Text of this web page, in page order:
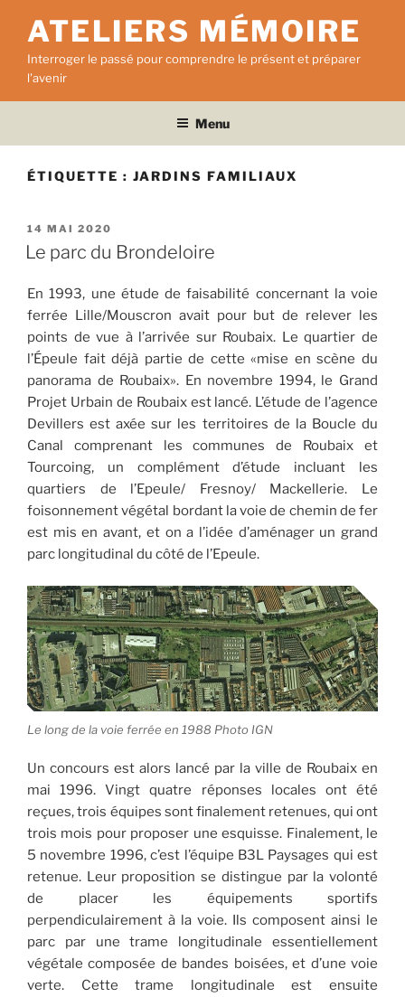
contenu
principal
ATELIERS MÉMOIRE
Interroger le passé pour comprendre le présent et préparer
l'avenir
Menu
ÉTIQUETTE : JARDINS FAMILIAUX
PUBLIÉ
LE
14 MAI 2020
Le parc du Brondeloire
En 1993, une étude de faisabilité concernant la voie
ferrée Lille/Mouscron avait pour but de relever les
points de vue à l’arrivée sur Roubaix. Le quartier de
l’Épeule fait déjà partie de cette «mise en scène du
panorama de Roubaix». En novembre 1994, le Grand
Projet Urbain de Roubaix est lancé. L’étude de l’agence
Devillers est axée sur les territoires de la Boucle du
Canal comprenant les communes de Roubaix et
Tourcoing, un complément d’étude incluant les
quartiers de l’Epeule/ Fresnoy/ Mackellerie. Le
foisonnement végétal bordant la voie de chemin de fer
est mis en avant, et on a l’idée d’aménager un grand
parc longitudinal du côté de l’Epeule.
Le long de la voie ferrée en 1988 Photo IGN
Un concours est alors lancé par la ville de Roubaix en
mai 1996. Vingt quatre réponses locales ont été
reçues, trois équipes sont finalement retenues, qui ont
trois mois pour proposer une esquisse. Finalement, le
5 novembre 1996, c’est l’équipe B3L Paysages qui est
retenue. Leur proposition se distingue par la volonté
de placer les équipements sportifs
perpendiculairement à la voie. Ils composent ainsi le
parc par une trame longitudinale essentiellement
végétale composée de bandes boisées, et d’une voie
verte. Cette trame longitudinale est ensuite